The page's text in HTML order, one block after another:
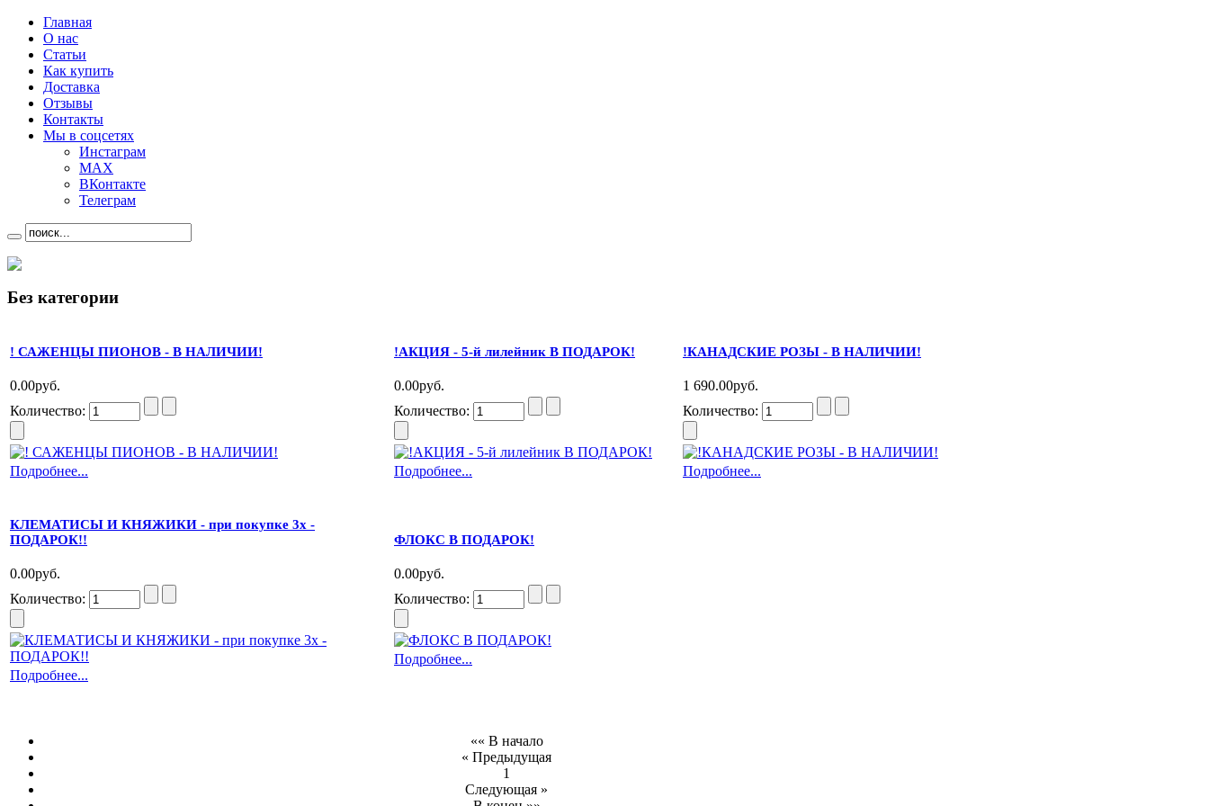
Главная
О нас
Статьи
Как купить
Доставка
Отзывы
Контакты
Мы в соцсетях
Инстаграм
MAX
ВКонтакте
Телеграм
Без категории
! САЖЕНЦЫ ПИОНОВ - В НАЛИЧИИ!
0.00руб.
Количество:
Подробнее...
!АКЦИЯ - 5-й лилейник В ПОДАРОК!
0.00руб.
Количество:
Подробнее...
!КАНАДСКИЕ РОЗЫ - В НАЛИЧИИ!
1 690.00руб.
Количество:
Подробнее...
КЛЕМАТИСЫ И КНЯЖИКИ - при покупке 3х -
ПОДАРОК!!
0.00руб.
Количество:
Подробнее...
ФЛОКС В ПОДАРОК!
0.00руб.
Количество:
Подробнее...
«« В начало
« Предыдущая
1
Следующая »